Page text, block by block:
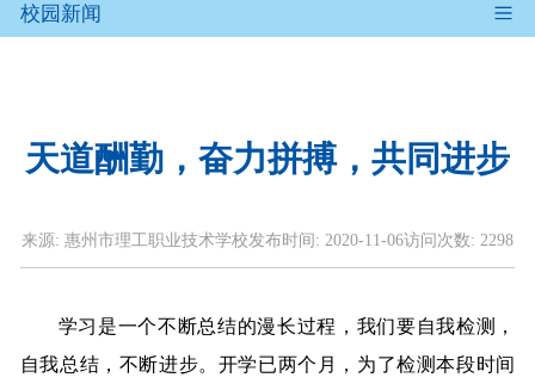
校园新闻
天道酬勤，奋力拼搏，共同进步
来源: 惠州市理工职业技术学校发布时间: 2020-11-06访问次数: 2298
学习是一个不断总结的漫长过程，我们要自我检测，
自我总结，不断进步。开学已两个月，为了检测本段时间